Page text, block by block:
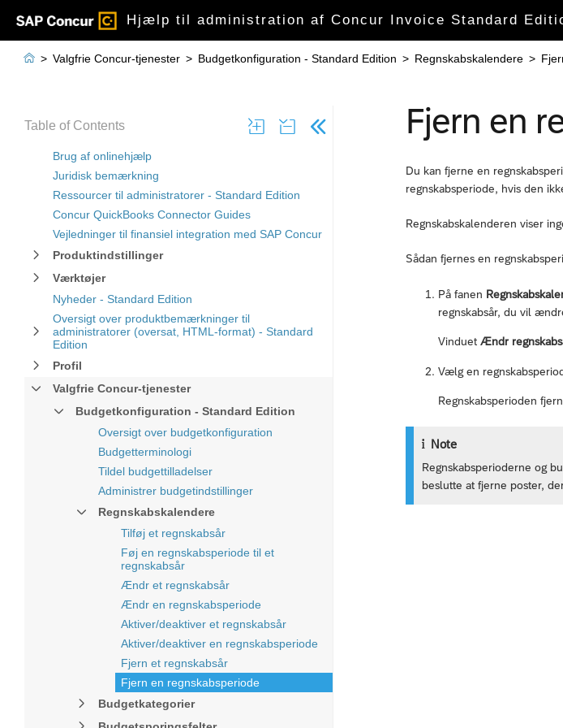
Hjælp til administration af Concur Invoice Standard
Table of Contents
Brug af onlinehjælp
Juridisk bemærkning
Ressourcer til administratorer - Standard Edition
Concur QuickBooks Connector Guides
Vejledninger til finansiel integration med SAP Concur
Produktindstillinger
Værktøjer
Nyheder - Standard Edition
Oversigt over produktbemærkninger til
administratorer (oversat, HTML-format) - Standard
Edition
Profil
Valgfrie Concur-tjenester
Budgetkonfiguration - Standard Edition
Oversigt over budgetkonfiguration
Budgetterminologi
Tildel budgettilladelser
Administrer budgetindstillinger
Regnskabskalendere
Tilføj et regnskabsår
Føj en regnskabsperiode til et
regnskabsår
Ændr et regnskabsår
Ændr en regnskabsperiode
Aktiver/deaktiver et regnskabsår
Aktiver/deaktiver en regnskabsperiode
Fjern et regnskabsår
Fjern en regnskabsperiode
Budgetkategorier
 > Valgfrie Concur-tjenester > Budgetkonfiguration - Standard Edition > Regnskabskalendere >
Fjern en
Du kan fjerne en
regnskabsperiode, hvis den
Regnskabskalenderen viser
Sådan fjernes en
På fanen
regnskabsår, du vil
Vinduet Ændr
Vælg en
Regnskabsperioden
Note
Regnskabsperioderne og
beslutte at fjerne poster,